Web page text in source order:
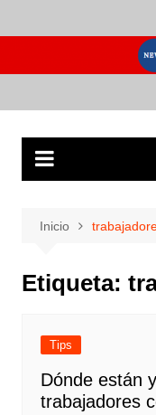
al
Inicio
Etiqueta:
Tips
Dónde están
trabajadores